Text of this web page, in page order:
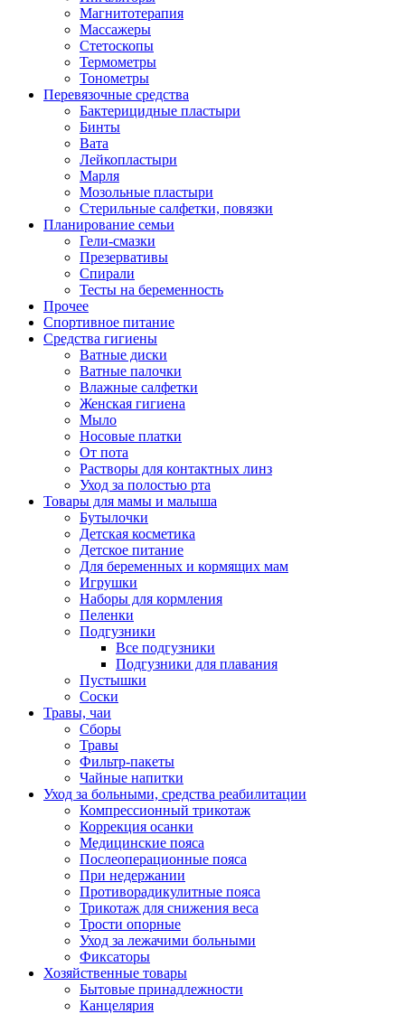
Магнитотерапия
Массажеры
Стетоскопы
Термометры
Тонометры
Перевязочные средства
Бактерицидные пластыри
Бинты
Вата
Лейкопластыри
Марля
Мозольные пластыри
Стерильные салфетки, повязки
Планирование семьи
Гели-смазки
Презервативы
Спирали
Тесты на беременность
Прочее
Спортивное питание
Средства гигиены
Ватные диски
Ватные палочки
Влажные салфетки
Женская гигиена
Мыло
Носовые платки
От пота
Растворы для контактных линз
Уход за полостью рта
Товары для мамы и малыша
Бутылочки
Детская косметика
Детское питание
Для беременных и кормящих мам
Игрушки
Наборы для кормления
Пеленки
Подгузники
Все подгузники
Подгузники для плавания
Пустышки
Соски
Травы, чаи
Сборы
Травы
Фильтр-пакеты
Чайные напитки
Уход за больными, средства реабилитации
Компрессионный трикотаж
Коррекция осанки
Медицинские пояса
Послеоперационные пояса
При недержании
Противорадикулитные пояса
Трикотаж для снижения веса
Трости опорные
Уход за лежачими больными
Фиксаторы
Хозяйственные товары
Бытовые принадлежности
Канцелярия